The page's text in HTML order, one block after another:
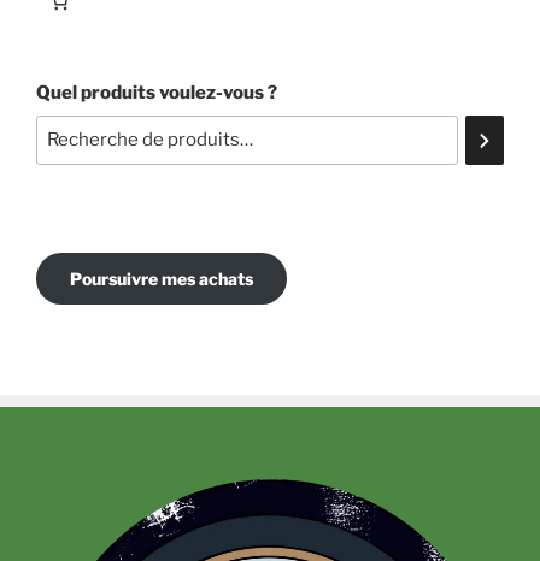
Quel produits voulez-vous ?
Poursuivre mes achats